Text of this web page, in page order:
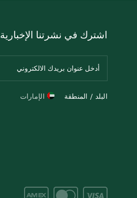
اشترك في نشرتنا
البلد / المنطقة الإمارات